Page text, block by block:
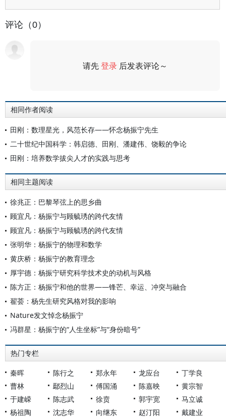
评论（0）
请先登录 后发表评论～
相同作者阅读
田刚：数理星光，风范长存——怀念杨振宁先生
二十世纪中国科学：韩启德、田刚、潘建伟、饶毅的争论
田刚：培养数学拔尖人才的实践与思考
相同主题阅读
徐兆正：巴黎琴弦上的思乡曲
顾宜凡：杨振宁与顾毓琇的跨代友情
顾宜凡：杨振宁与顾毓琇的跨代友情
张明华：杨振宁的物理和数学
黄庆桥：杨振宁的教育理念
厚宇德：杨振宁研究科学技术史的动机与风格
陈方正：杨振宁和他的世界——锋芒、幸运、冲突与融合
翟荟：杨先生研究风格对我的影响
Nature发文悼念杨振宁
冯群星：杨振宁的“人生坐标”与“身份暗号”
热门专栏
秦晖 陈行之 郑永年 龙应台
丁学良
曹林
鄢烈山 傅国涌 陈嘉映
黄宗智
于建嵘
陈志武 徐贲 郭宇宽
马立诚
杨祖陶
沈志华 向继东 赵汀阳 戴建业